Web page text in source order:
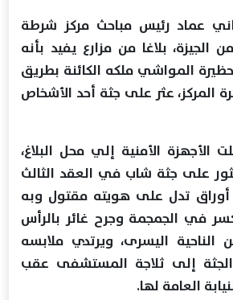
عماد رئيس مباحث مركز شرطة
الجيزة، بلاغا من مزارع يفيد بأنه
المواشي ملكه الكائنة بطريق
المركز، عثر على جثة أحد الأشخاص
الأجهزة الأمنية إلي محل البلاغ،
على جثة شاب في العقد الثالث
تدل على هويته مقتول وبه
في الجمجمة وجرح غائر بالرأس
الناحية اليسرى، ويرتدي ملابسه
إلى ثلاجة المستشفى عقب
العامة لها.